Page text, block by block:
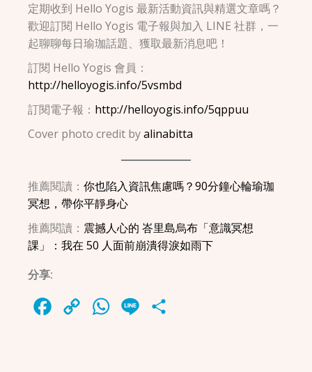
定期收到 Hello Yogis 最新活動資訊與精選文章嗎？
歡迎訂閱 Hello Yogis 電子報與加入 LINE 社群，一
起聊聊每日瑜珈話題、獲取最新消息吧！
訂閱 Hello Yogis 會員：
http://helloyogis.info/5vsmbd
訂閱電子報： http://helloyogis.info/5qppuu
Cover photo credit byalinabitta
推薦閱讀：你也陷入資訊焦慮嗎？90分鐘心輪瑜珈
冥想，帶你平靜身心
推薦閱讀： 震撼人心的 峇里島烏布「意識冥想
課」：我在 50 人面前崩潰得淚如雨下
分享:
Facebook
Copy
WhatsApp
Line